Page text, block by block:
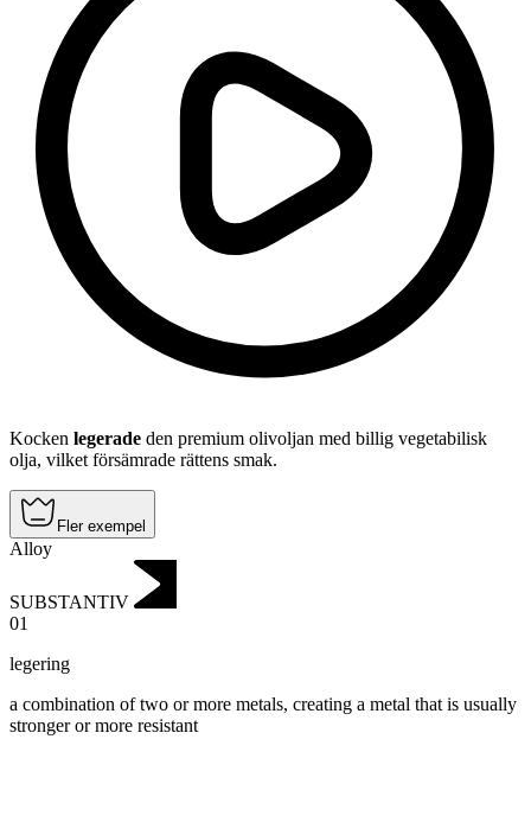
Kocken legerade den premium olivoljan med billig vegetabilisk
olja, vilket försämrade rättens smak.
Fler exempel
Alloy
SUBSTANTIV
01
legering
a combination of two or more metals, creating a metal that is usually
stronger or more resistant